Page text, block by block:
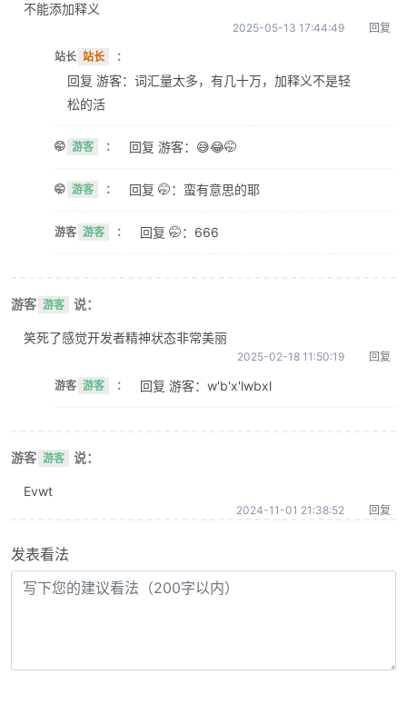
不能添加释义
2025-05-13 17:44:49 回复
站长 站长 ：
回复 游客：词汇量太多，有几十万，加释义不是轻
松的活
🤭 游客 ： 回复 游客：😅😂🤭
🤭 游客 ： 回复 🤭：蛮有意思的耶
游客 游客 ： 回复 🤭：666
游客 游客 说：
笑死了感觉开发者精神状态非常美丽
2025-02-18 11:50:19 回复
游客 游客 ： 回复 游客：w'b'x'lwbxl
游客 游客 说：
Evwt
2024-11-01 21:38:52 回复
发表看法